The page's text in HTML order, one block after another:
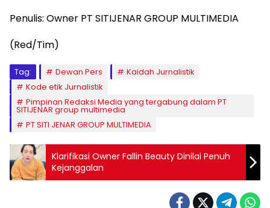
Penulis: Owner PT SITIJENAR GROUP MULTIMEDIA
(Red/Tim)
Tag: Dewan Pers
Kaidah Jurnalistik
Kode etik Jurnalistik
Pimpinan Redaksi Media yang tergabung dalam PT
SITIJENAR group multimedia
PT SITI JENAR GROUP MULTIMEDIA
Klarifikasi Owner Fallin Beauty Dinilai Penuh
Kejanggalan